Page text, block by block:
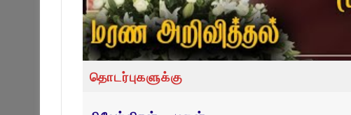
தொடர்புகளுக்கு